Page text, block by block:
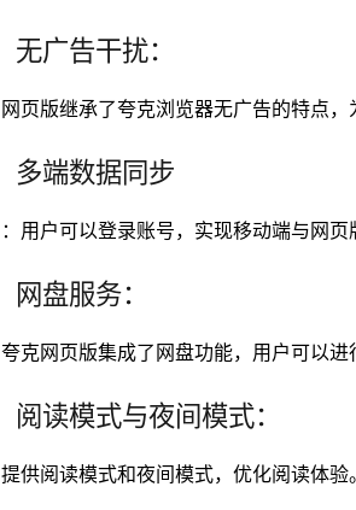
无广告干扰：
网页版继承了夸克浏览器无广告的特点，
多端数据同步
：用户可以登录账号，实现移动端与网
网盘服务：
夸克网页版集成了网盘功能，用户可以进
阅读模式与夜间模式：
提供阅读模式和夜间模式，优化阅读体验。